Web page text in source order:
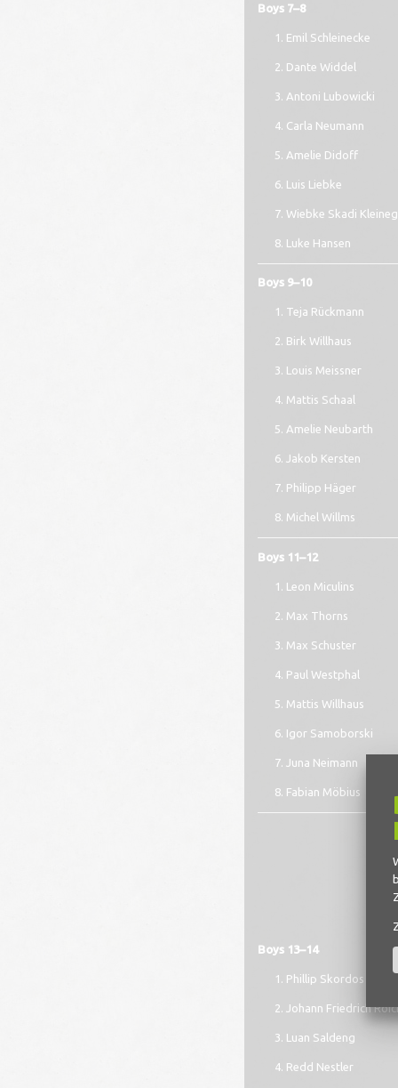
Boys 7–8
Emil Schleinecke
Dante Widdel
Antoni Lubowicki
Carla Neumann
Amelie Didoff
Luis Liebke
Wiebke Skadi
Luke Hansen
Boys 9–10
Teja Rückmann
Birk Willhaus
Louis Meissner
Mattis Schaal
Amelie Neubarth
Jakob Kersten
Philipp Häger
Michel Willms
Boys 11–12
Leon Miculins
Max Thorns
Max Schuster
Paul Westphal
Mattis Willhaus
Igor Samoborski
Juna Neimann
Fabian Möbius
Boys 13–14
Phillip Skordos
Johann Friedrich
Luan Saldeng
Redd Nestler